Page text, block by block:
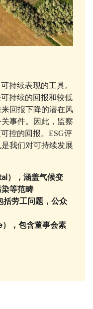
持续表现的工具。
持续的回报和较低
回报下降的潜在风
事件。因此，监察
控的回报。ESG评
我们对可持续发展
），涵盖气候变
等范畴
括劳工问题，公众
，包含董事会素